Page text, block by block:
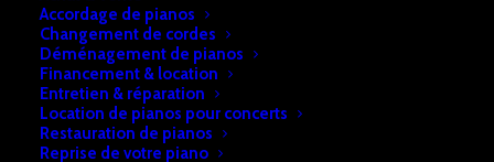
Accordage de pianos
Changement de cordes
Déménagement de pianos
Financement & location
Entretien & réparation
Location de pianos pour concerts
Restauration de pianos
Reprise de votre piano